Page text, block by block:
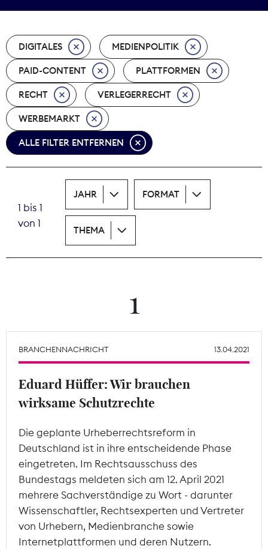
Nachhaltigkeit
Nachwuchs
Nova Award
Pressefreiheit
Print
Recht
Tarifpolitik
Theodor-Wolff-Preis
Mitgliederbereich
DIGITALES MEDIENPOLITIK
PAID-CONTENT PLATTFORMEN
RECHT VERLEGERRECHT
WERBEMARKT
ALLE FILTER ENTFERNEN
1 bis 1
von 1
JAHR FORMAT
THEMA
1
BRANCHENNACHRICHT 13.04.2021
Eduard Hüffer: Wir brauchen
wirksame Schutzrechte
Die geplante Urheberrechtsreform in
Deutschland ist in ihre entscheidende Phase
eingetreten. Im Rechtsausschuss des
Bundestags meldeten sich am 12. April 2021
mehrere Sachverständige zu Wort - darunter
Wissenschaftler, Rechtsexperten und Vertreter
von Urhebern, Medienbranche sowie
Internetplattformen und deren Nutzern.